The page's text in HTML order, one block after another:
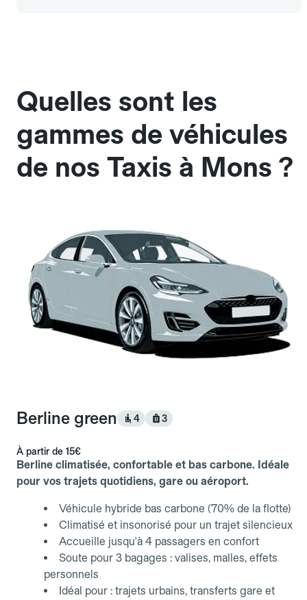
Quelles sont les
gammes de véhicules
de nos Taxis à Mons ?
Berline green 4 3
À partir de 15€
Berline climatisée, confortable et bas carbone. Idéale
pour vos trajets quotidiens, gare ou aéroport.
Véhicule hybride bas carbone (70% de la flotte)
Climatisé et insonorisé pour un trajet silencieux
Accueille jusqu'à 4 passagers en confort
Soute pour 3 bagages : valises, malles, effets
personnels
Idéal pour : trajets urbains, transferts gare et